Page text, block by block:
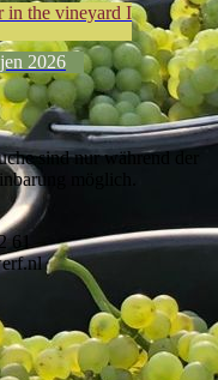
in the vineyard I
2026
sind nur während der
möglich.
61